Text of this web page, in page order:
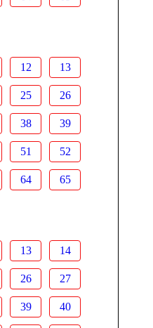
12 13
25 26
38 39
51 52
64 65
13 14
26 27
39 40